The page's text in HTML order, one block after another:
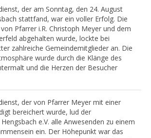
der am Sonntag, den 24. August
stattfand, war ein voller Erfolg. Die
Pfarrer i.R. Christoph Meyer und dem
abgehalten wurde, lockte bei
zahlreiche Gemeindemitglieder an. Die
wurde durch die Klänge des
und die Herzen der Besucher
der von Pfarrer Meyer mit einer
bereichert wurde, lud der
e.V. alle Anwesenden zu einem
ein. Der Höhepunkt war das